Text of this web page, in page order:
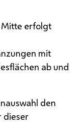
Mitte erfolgt
mit
ab und
den
dieser